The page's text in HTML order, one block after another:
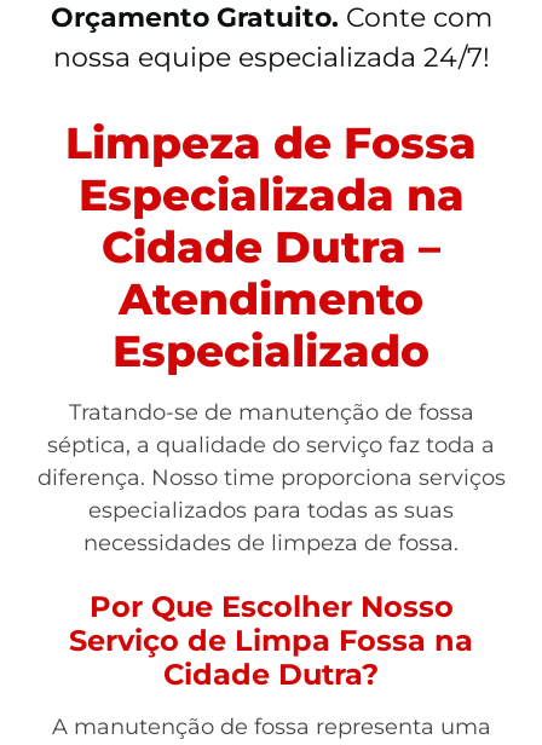
Orçamento Gratuito. Conte com
nossa equipe especializada 24/7!
Limpeza de Fossa
Especializada na
Cidade Dutra –
Atendimento
Especializado
Tratando-se de manutenção de fossa
séptica, a qualidade do serviço faz toda a
diferença. Nosso time proporciona serviços
especializados para todas as suas
necessidades de limpeza de fossa.
Por Que Escolher Nosso
Serviço de Limpa Fossa na
Cidade Dutra?
A manutenção de fossa representa uma